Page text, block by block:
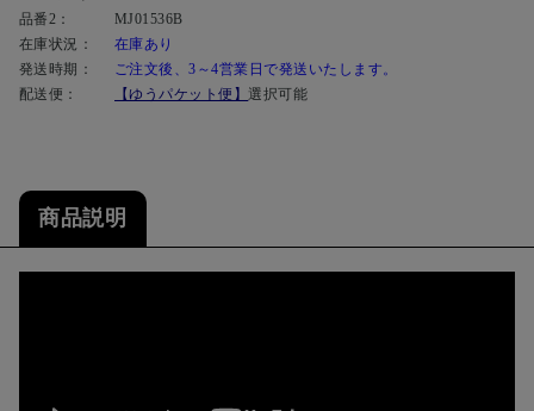
品番2：
MJ01536B
在庫状況：
在庫あり
発送時期：
ご注文後、3～4営業日で発送いたします。
配送便：
【ゆうパケット便】選択可能
商品説明